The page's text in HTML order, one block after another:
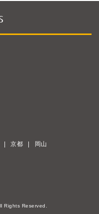
京都 岡山
Rights Reserved.